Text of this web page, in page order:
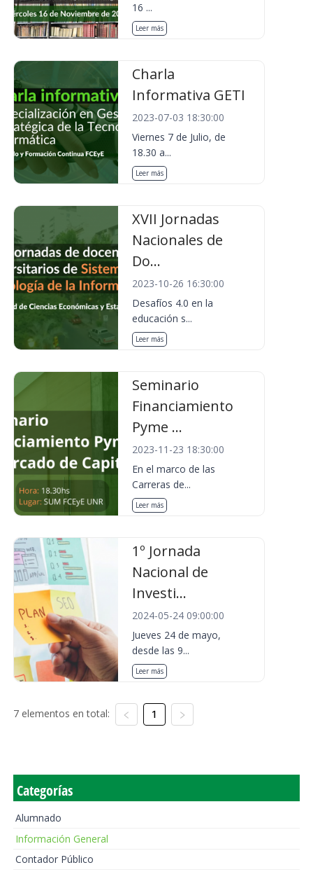
16 ...
Leer más
Charla
Informativa GETI
2023-07-03 18:30:00
Viernes 7 de Julio, de
18.30 a...
Leer más
XVII Jornadas
Nacionales de
Do...
2023-10-26 16:30:00
Desafíos 4.0 en la
educación s...
Leer más
Seminario
Financiamiento
Pyme ...
2023-11-23 18:30:00
En el marco de las
Carreras de...
Leer más
1º Jornada
Nacional de
Investi...
2024-05-24 09:00:00
Jueves 24 de mayo,
desde las 9...
Leer más
7 elementos en total: 1
Categorías
Alumnado
Información General
Contador Público